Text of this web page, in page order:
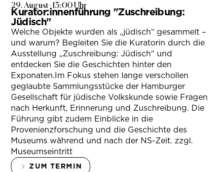
29. August–13:00 Uhr
Kurator:innenführung "Zuschreibung:
Jüdisch"
Welche Objekte wurden als „jüdisch“ gesammelt –
und warum? Begleiten Sie die Kuratorin durch die
Ausstellung „Zuschreibung: Jüdisch“ und
entdecken Sie die Geschichten hinter den
Exponaten.Im Fokus stehen lange verschollen
geglaubte Sammlungsstücke der Hamburger
Gesellschaft für jüdische Volkskunde sowie Fragen
nach Herkunft, Erinnerung und Zuschreibung. Die
Führung gibt zudem Einblicke in die
Provenienzforschung und die Geschichte des
Museums während und nach der NS-Zeit. zzgl.
Museumseintritt
ZUM TERMIN